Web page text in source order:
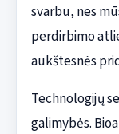
svarbu, nes
perdirbimo
aukštesnės
Technologijų
galimybės.